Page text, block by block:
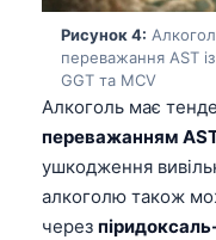
Рисунок 4:
переважання AST
GGT та MCV
Алкоголь має
переважанням
ушкодження
алкоголю також
через